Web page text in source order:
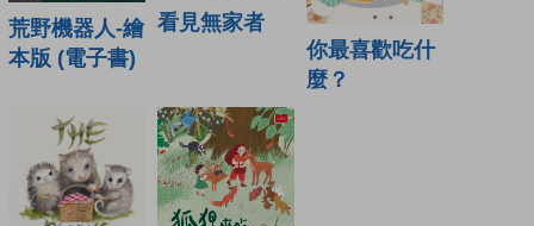
荒野機器人-繪
本版 (電子書)
看見無家者
你最喜歡吃什
麼？